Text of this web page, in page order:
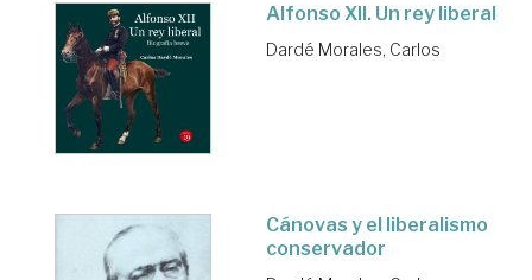
Alfonso XII. Un rey liberal
Dardé Morales, Carlos
Cánovas y el liberalismo
conservador